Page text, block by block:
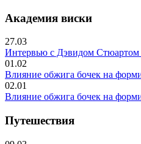
Академия виски
27.03
Интервью с Дэвидом Стюартом
01.02
Влияние обжига бочек на
02.01
Влияние обжига бочек на
Путешествия